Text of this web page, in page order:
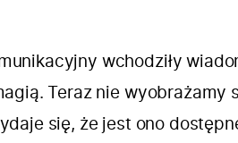
wchodziły
Teraz nie wyobrażamy
się, że jest ono